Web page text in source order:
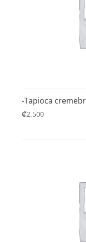
-Tapioca
₡2,500